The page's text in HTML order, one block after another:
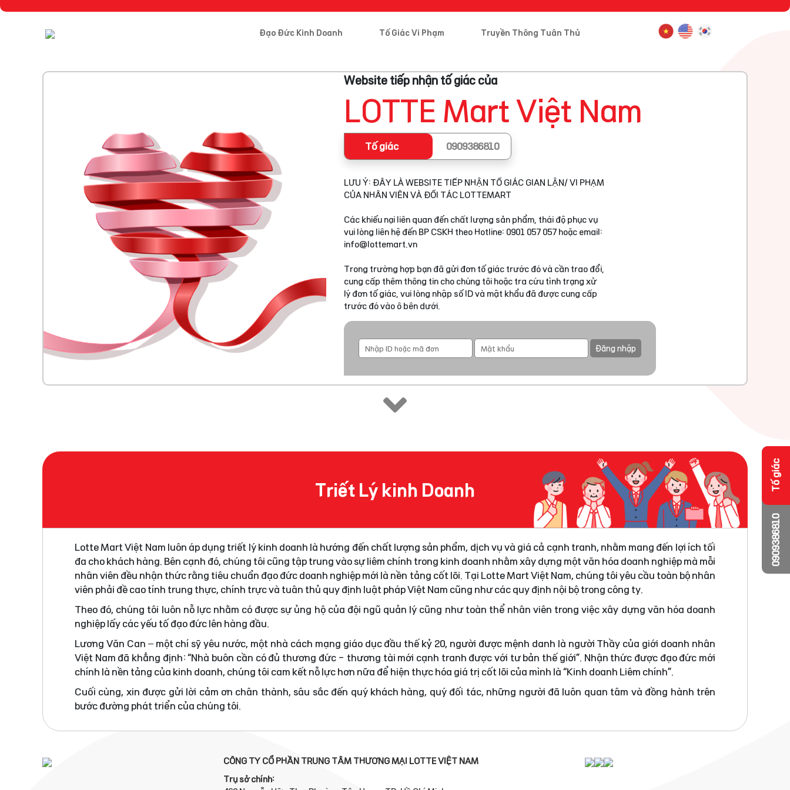
Đạo Đức Kinh Doanh Tố Giác Vi Phạm Truyền Thông Tuân Thủ
Website tiếp nhận tố giác của
LOTTE Mart Việt Nam
Tố giác 0909386810
LƯU Ý: ĐÂY LÀ WEBSITE TIẾP NHẬN TỐ GIÁC GIAN LẬN/ VI PHẠM
CỦA NHÂN VIÊN VÀ ĐỐI TÁC LOTTEMART
Các khiếu nại liên quan đến chất lượng sản phẩm, thái độ phục vụ
vui lòng liên hệ đến BP CSKH theo Hotline: 0901 057 057 hoặc email:
info@lottemart.vn
Trong trường hợp bạn đã gửi đơn tố giác trước đó và cần trao đổi,
cung cấp thêm thông tin cho chúng tôi hoặc tra cứu tình trạng xử
lý đơn tố giác, vui lòng nhập số ID và mật khẩu đã được cung cấp
trước đó vào ô bên dưới.
Đăng nhập
Triết Lý kinh Doanh
Lotte Mart Việt Nam luôn áp dụng triết lý kinh doanh là hướng đến chất lượng sản phẩm, dịch vụ và giá cả cạnh tranh, nhằm mang đến lợi ích tối
đa cho khách hàng. Bên cạnh đó, chúng tôi cũng tập trung vào sự liêm chính trong kinh doanh nhằm xây dựng một văn hóa doanh nghiệp mà mỗi
nhân viên đều nhận thức rằng tiêu chuẩn đạo đức doanh nghiệp mới là nền tảng cốt lõi. Tại Lotte Mart Việt Nam, chúng tôi yêu cầu toàn bộ nhân
viên phải đề cao tính trung thực, chính trực và tuân thủ quy định luật pháp Việt Nam cũng như các quy định nội bộ trong công ty.
Theo đó, chúng tôi luôn nỗ lực nhằm có được sự ủng hộ của đội ngũ quản lý cũng như toàn thể nhân viên trong việc xây dựng văn hóa doanh
nghiệp lấy các yếu tố đạo đức lên hàng đầu.
Lương Văn Can – một chí sỹ yêu nước, một nhà cách mạng giáo dục đầu thế kỷ 20, người được mệnh danh là người Thầy của giới doanh nhân
Việt Nam đã khẳng định: “Nhà buôn cần có đủ thương đức - thương tài mới cạnh tranh được với tư bản thế giới”. Nhận thức được đạo đức mới
chính là nền tảng của kinh doanh, chúng tôi cam kết nỗ lực hơn nữa để hiện thực hóa giá trị cốt lõi của mình là “Kinh doanh Liêm chính”.
Cuối cùng, xin được gửi lời cảm ơn chân thành, sâu sắc đến quý khách hàng, quý đối tác, những người đã luôn quan tâm và đồng hành trên
bước đường phát triển của chúng tôi.
CÔNG TY CỔ PHẦN TRUNG TÂM THƯƠNG MẠI LOTTE VIỆT NAM
Trụ sở chính:
0909386810
Tố giác